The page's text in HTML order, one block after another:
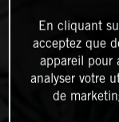
En cliquant
acceptez que
appareil pour
analyser votre
de